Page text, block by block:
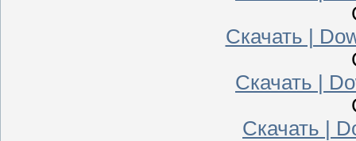
Скачать |
Скачать |
Скачать |